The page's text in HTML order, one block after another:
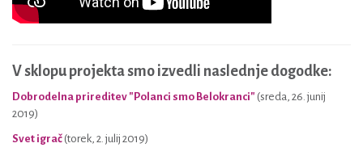
V sklopu projekta smo izvedli naslednje dogodke:
Dobrodelna prireditev "Polanci smo Belokranci" (sreda, 26. junij
2019)
Svet igrač (torek, 2. julij 2019)